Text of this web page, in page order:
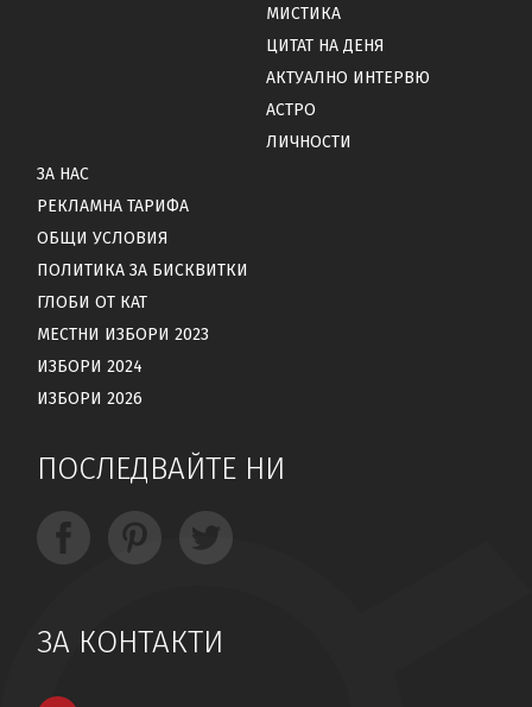
МИСТИКА
ЦИТАТ НА ДЕНЯ
АКТУАЛНО ИНТЕРВЮ
АСТРО
ЛИЧНОСТИ
ЗА НАС
РЕКЛАМНА ТАРИФА
ОБЩИ УСЛОВИЯ
ПОЛИТИКА ЗА БИСКВИТКИ
ГЛОБИ ОТ КАТ
МЕСТНИ ИЗБОРИ 2023
ИЗБОРИ 2024
ИЗБОРИ 2026
ПОСЛЕДВАЙТЕ НИ
ЗА КОНТАКТИ